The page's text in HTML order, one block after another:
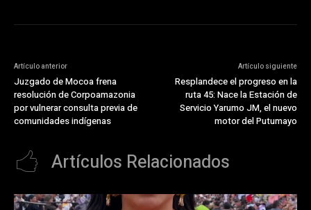
Artículo anterior
Juzgado de Mocoa frena
resolución de Corpoamazonia
por vulnerar consulta previa de
comunidades indígenas
Artículo siguiente
Resplandece el progreso en la
ruta 45: Nace la Estación de
Servicio Yarumo JM, el nuevo
motor del Putumayo
Artículos Relacionados